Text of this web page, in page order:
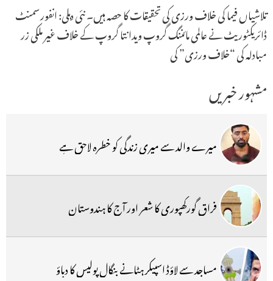
تلاشیاں فیما کی خلاف ورزی کی تحقیقات کا حصہ ہیں۔ نئی دہلی: انفورسمنٹ
ڈائریکٹوریٹ نے عالمی مائننگ گروپ ویدانتا گروپ کے خلاف غیر ملکی زر
مبادلہ کی “خلاف ورزی” کی
مشہور خبریں
میرے والد سے میری زندگی کو خطرہ لاحق ہے
فراق گورکھپوری کا شعر اور آج کا ہندوستان
مساجد سے لاؤڈ اسپیکر ہٹانے بنگال پولیس کا دباؤ